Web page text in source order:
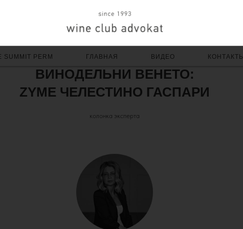
SUMMIT PERM ГЛАВНАЯ ВИДЕО КОНТАКТЫ
ВИНОДЕЛЬНИ ВЕНЕТО:
ZYME ЧЕЛЕСТИНО ГАСПАРИ
колонка эксперта